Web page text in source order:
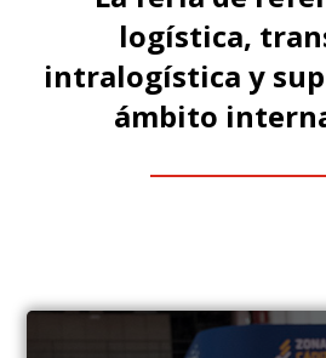
logística,
intralogística y
ámbito